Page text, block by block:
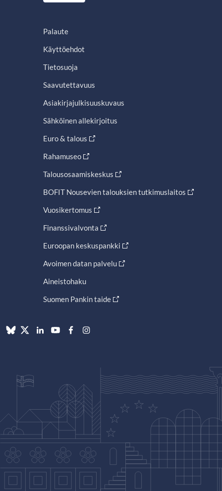
Palaute
Käyttöehdot
Tietosuoja
Saavutettavuus
Asiakirjajulkisuuskuvaus
Sähköinen allekirjoitus
Euro & talous
Rahamuseo
Talousosaamiskeskus
BOFIT Nousevien talouksien tutkimuslaitos
Vuosikertomus
Finanssivalvonta
Euroopan keskuspankki
Avoimen datan palvelu
Aineistohaku
Suomen Pankin taide